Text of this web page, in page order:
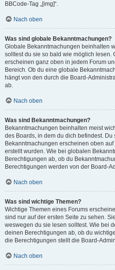
BBCode-Tag „[img]“.
Nach oben
Was sind globale Bekanntmachungen?
Globale Bekanntmachungen beinhalten
solltest du sie so bald wie möglich lesen.
erscheinen ganz oben in jedem Forum
Bereich. Ob du eine globale
hängt von den durch die Board-
ab.
Nach oben
Was sind Bekanntmachungen?
Bekanntmachungen beinhalten meist
des Boards, in dem du dich befindest. Du
Bekanntmachungen erscheinen oben
erstellt wurden. Wie bei globalen
Berechtigungen ab, ob du
Berechtigungen werden von der Board-
Nach oben
Was sind wichtige Themen?
Wichtige Themen eines Forums
sind nur auf der ersten Seite zu sehen.
weswegen du sie lesen solltest. Wie bei
deinen Berechtigungen ab, ob du
die Berechtigungen stellt die Board-
Nach oben